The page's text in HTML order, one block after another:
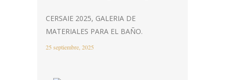
CERSAIE 2025, GALERIA DE
MATERIALES PARA EL BAÑO.
25 septiembre, 2025